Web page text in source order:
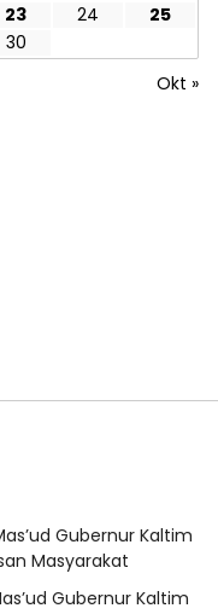
23 24
25
30
Okt »
Gubernur Kaltim
Masyarakat
Gubernur Kaltim